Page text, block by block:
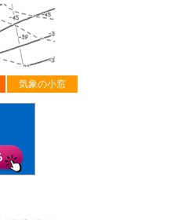
気象の小窓